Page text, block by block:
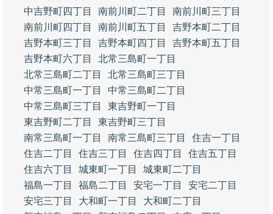
中吉野町四丁目
南前川町二丁目
南前川町三丁目
南前川町四丁目
南前川町五丁目
吉野本町二丁目
吉野本町三丁目
吉野本町四丁目
吉野本町五丁目
吉野本町六丁目
北常三島町一丁目
北常三島町二丁目
北常三島町三丁目
中常三島町一丁目
中常三島町二丁目
中常三島町三丁目
東吉野町一丁目
東吉野町二丁目
東吉野町三丁目
南常三島町一丁目
南常三島町三丁目
住吉一丁目
住吉二丁目
住吉三丁目 住吉四丁目
住吉五丁目
住吉六丁目
城東町一丁目
城東町二丁目
福島一丁目
福島二丁目 安宅一丁目
安宅二丁目
安宅三丁目
大和町一丁目
大和町二丁目